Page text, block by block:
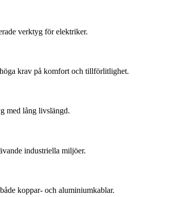
verktyg för elektriker.
krav på komfort och tillförlitlighet.
med lång livslängd.
industriella miljöer.
koppar- och aluminiumkablar.